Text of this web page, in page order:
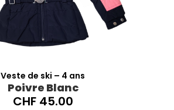
Veste de ski – 4 ans
Poivre Blanc
CHF45.00